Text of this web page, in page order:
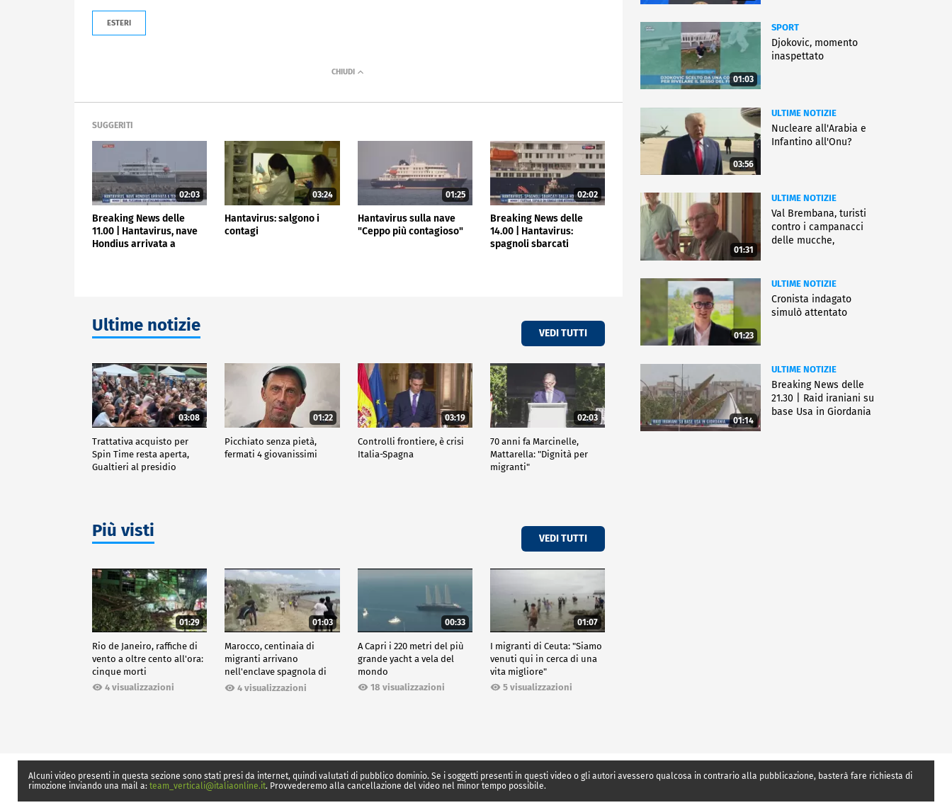
ESTERI
SUGGERITI
02:03
Breaking News delle
11.00 | Hantavirus, nave
Hondius arrivata a
03:24
Hantavirus: salgono i
contagi
01:25
Hantavirus sulla nave
"Ceppo più contagioso"
02:02
Breaking News delle
14.00 | Hantavirus:
spagnoli sbarcati
Ultime notizie VEDI TUTTI
03:08
Trattativa acquisto per
Spin Time resta aperta,
Gualtieri al presidio
01:22
Picchiato senza pietà,
fermati 4 giovanissimi
03:19
Controlli frontiere, è crisi
Italia-Spagna
02:03
70 anni fa Marcinelle,
Mattarella: "Dignità per
migranti"
Più visti VEDI TUTTI
01:29
Rio de Janeiro, raffiche di
vento a oltre cento all'ora:
cinque morti
4 visualizzazioni
01:03
Marocco, centinaia di
migranti arrivano
nell'enclave spagnola di
Ceuta4 visualizzazioni
00:33
A Capri i 220 metri del più
grande yacht a vela del
mondo
18 visualizzazioni
01:07
I migranti di Ceuta: "Siamo
venuti qui in cerca di una
vita migliore"
5 visualizzazioni
01:03
SPORT
Djokovic, momento
inaspettato
03:56
ULTIME NOTIZIE
Nucleare all'Arabia e
Infantino all'Onu?
01:31
ULTIME NOTIZIE
Val Brembana, turisti
contro i campanacci
delle mucche,
01:23
ULTIME NOTIZIE
Cronista indagato
simulò attentato
01:14
ULTIME NOTIZIE
Breaking News delle
21.30 | Raid iraniani su
base Usa in Giordania
Alcuni video presenti in questa sezione sono stati presi da internet, quindi valutati di pubblico dominio. Se i soggetti presenti in questi video o gli autori avessero qualcosa in contrario alla pubblicazione, basterà fare richiesta di
rimozione inviando una mail a: team_verticali@italiaonline.it. Provvederemo alla cancellazione del video nel minor tempo possibile.